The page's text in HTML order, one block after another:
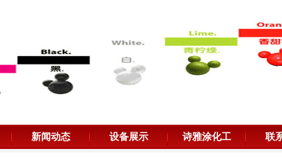
新闻动态 设备展示 诗雅涂化工 联